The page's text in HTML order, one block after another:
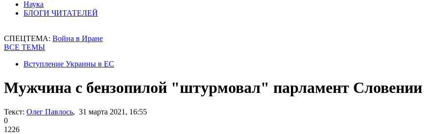
Наука
БЛОГИ ЧИТАТЕЛЕЙ
СПЕЦТЕМА: Война в Иране
ВСЕ ТЕМЫ
Вступление Украины в ЕС
Мужчина с бензопилой "штурмовал" парламент Словении
Текст: Олег Павлось, 31 марта 2021, 16:55
0
1226